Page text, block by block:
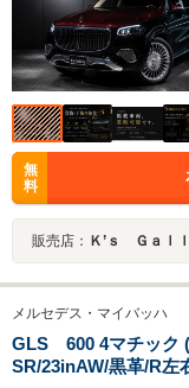
無
料
販売店： Ｋ’ｓ Ｇａｌｌｅ
メルセデス・マイバッハ
GLS 600 4マチック
SR/23inAW/黒革/R左